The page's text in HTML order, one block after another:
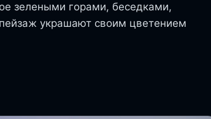
зелеными горами, беседками,
украшают своим цветением